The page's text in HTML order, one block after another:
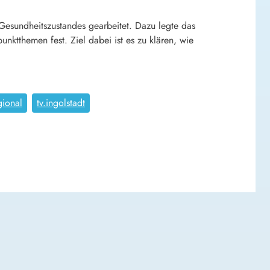
gearbeitet. Dazu legte das
fest. Ziel dabei ist es zu klären, wie
tv.ingolstadt